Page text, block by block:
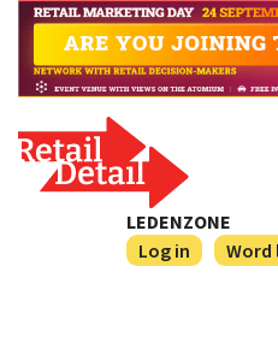
LEDENZONE
Log in
Word